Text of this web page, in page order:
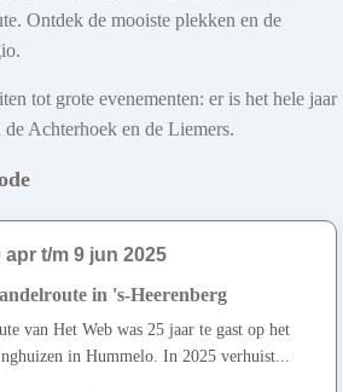
Ontdek de mooiste plekken en de
tot grote evenementen: er is het hele jaar
Achterhoek en de Liemers.
apr t/m 9 jun 2025
in 's-Heerenberg
van Het Web was 25 jaar te gast op het
in Hummelo. In 2025 verhuist...